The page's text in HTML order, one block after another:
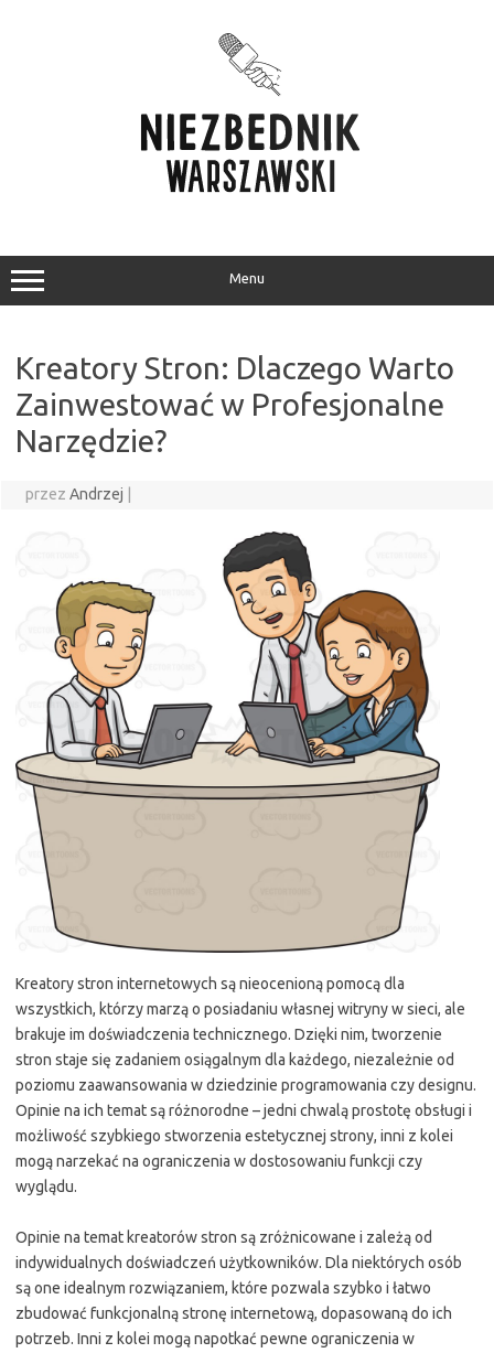
Menu
Kreatory Stron: Dlaczego Warto
Zainwestować w Profesjonalne
Narzędzie?
przez Andrzej
Kreatory stron internetowych są nieocenioną pomocą dla
wszystkich, którzy marzą o posiadaniu własnej witryny w sieci, ale
brakuje im doświadczenia technicznego. Dzięki nim, tworzenie
stron staje się zadaniem osiągalnym dla każdego, niezależnie od
poziomu zaawansowania w dziedzinie programowania czy designu.
Opinie na ich temat są różnorodne – jedni chwalą prostotę obsługi i
możliwość szybkiego stworzenia estetycznej strony, inni z kolei
mogą narzekać na ograniczenia w dostosowaniu funkcji czy
wyglądu.
Opinie na temat kreatorów stron są zróżnicowane i zależą od
indywidualnych doświadczeń użytkowników. Dla niektórych osób
są one idealnym rozwiązaniem, które pozwala szybko i łatwo
zbudować funkcjonalną stronę internetową, dopasowaną do ich
potrzeb. Inni z kolei mogą napotkać pewne ograniczenia w